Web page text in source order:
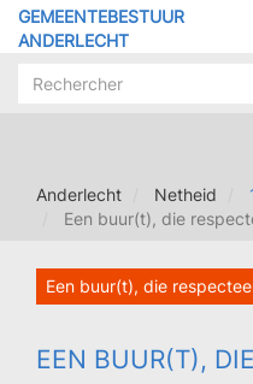
Overslaan
GEMEENTEBESTUUR
ANDERLECHT
Anderlecht
Netheid
Een buur(t), die
Een buur(t), die
EEN BUUR(T),